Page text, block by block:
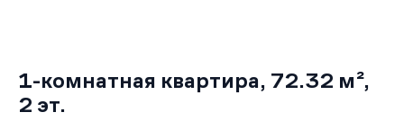
1-комнатная квартира, 72.32 м²,
2 эт.